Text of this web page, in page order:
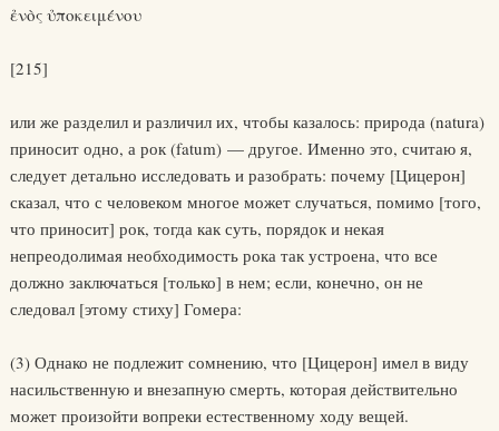
ε̉νὸς υ̉ποκειμένου
[215]
или же разделил и различил их, чтобы казалось: природа (natura)
приносит одно, а рок (fatum) — другое. Именно это, считаю я,
следует детально исследовать и разобрать: почему [Цицерон]
сказал, что с человеком многое может случаться, помимо [того,
что приносит] рок, тогда как суть, порядок и некая
непреодолимая необходимость рока так устроена, что все
должно заключаться [только] в нем; если, конечно, он не
следовал [этому стиху] Гомера:
(3) Однако не подлежит сомнению, что [Цицерон] имел в виду
насильственную и внезапную смерть, которая действительно
может произойти вопреки естественному ходу вещей.